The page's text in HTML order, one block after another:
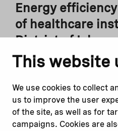
This website
We use cookies to collect
us to improve the user
of the site, as well as for
campaigns. Cookies are
Energy
of healthcare
District of
Moldova
Opened 16.12.2024